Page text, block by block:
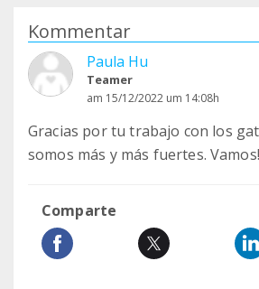
Kommentar
Paula Hu
Teamer
am 15/12/2022 um 14:08h
Gracias por tu trabajo con los
somos más y más fuertes.
Comparte